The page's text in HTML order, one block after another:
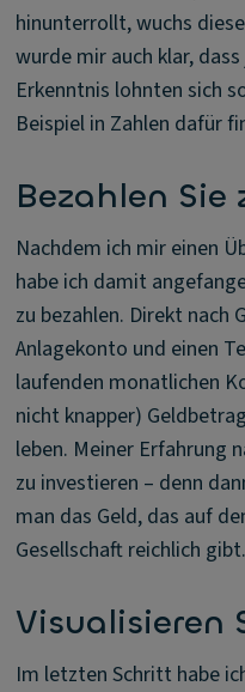
hinunterrollt, wuchs
wurde mir auch klar,
Erkenntnis lohnten sich
Beispiel in Zahlen dafür
Bezahlen
Nachdem ich mir einen
habe ich damit
zu bezahlen. Direkt
Anlagekonto und einen
laufenden monatlichen
nicht knapper)
leben. Meiner Erfahrung
zu investieren – denn
man das Geld, das auf
Gesellschaft reichlich gibt.
Visualisieren
Im letzten Schritt habe